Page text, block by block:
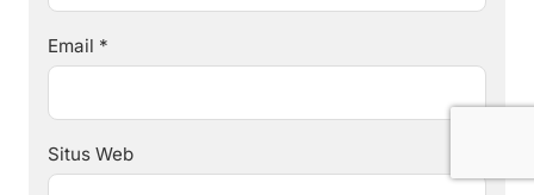
Email *
Situs Web